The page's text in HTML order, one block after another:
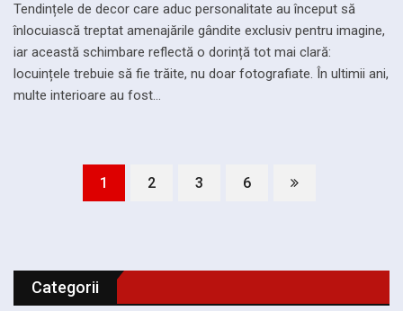
Tendințele de decor care aduc personalitate au început să
înlocuiască treptat amenajările gândite exclusiv pentru imagine,
iar această schimbare reflectă o dorință tot mai clară:
locuințele trebuie să fie trăite, nu doar fotografiate. În ultimii ani,
multe interioare au fost…
1 2 3 6
Categorii